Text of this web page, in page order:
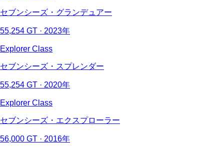
セブンシーズ・グランデュアー
55,254 GT · 2023年
Explorer Class
セブンシーズ・スプレンダー
55,254 GT · 2020年
Explorer Class
セブンシーズ・エクスプローラー
56,000 GT · 2016年